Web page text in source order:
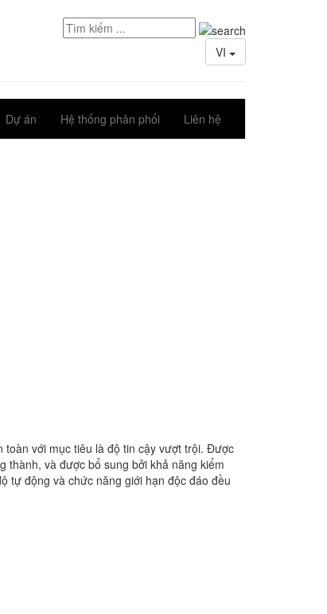
VI
Dự án Hệ thống phân phối Liên hệ
toàn với mục tiêu là độ tin cậy vượt trội. Được
thành, và được bổ sung bởi khả năng kiểm
tự động và chức năng giới hạn độc đáo đều